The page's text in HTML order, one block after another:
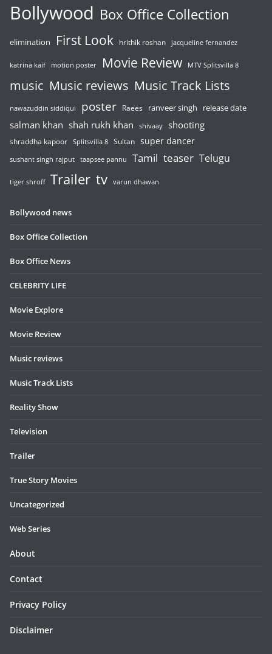
Bollywood Box Office Collection
elimination First Look hrithik roshan jacqueline fernandez
katrina kaif motion poster Movie Review MTV Splitsvilla 8
music Music reviews Music Track Lists
nawazuddin siddiqui poster Raees ranveer singh release date
salman khan shah rukh khan shivaay shooting
shraddha kapoor Splitsvilla 8 Sultan super dancer
sushant singh rajput taapsee pannu Tamil teaser Telugu
tiger shroff Trailer tv varun dhawan
Bollywood news
Box Office Collection
Box Office News
CELEBRITY LIFE
Movie Explore
Movie Review
Music reviews
Music Track Lists
Reality Show
Television
Trailer
True Story Movies
Uncategorized
Web Series
About
Contact
Privacy Policy
Disclaimer